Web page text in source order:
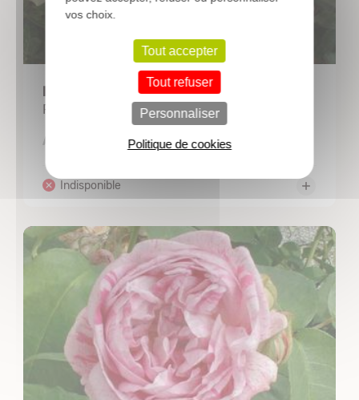
ROSIER 'Golden Delight'
Rosier à fleurs groupées
A partir de 8,30 €
vos choix.
Tout accepter
Tout refuser
Personnaliser
Politique de cookies